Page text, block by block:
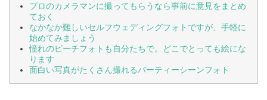
プロのカメラマンに撮ってもらうなら事前に意見をまとめ
ておく
なかなか難しいセルフウェディングフォトですが、手軽に
始めてみましょう
憧れのビーチフォトも自分たちで。どこでとっても絵にな
ります
面白い写真がたくさん撮れるパーティーシーンフォト